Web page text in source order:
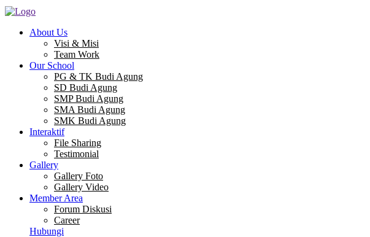
About Us
Visi & Misi
Team Work
Our School
PG & TK Budi Agung
SD Budi Agung
SMP Budi Agung
SMA Budi Agung
SMK Budi Agung
Interaktif
File Sharing
Testimonial
Gallery
Gallery Foto
Gallery Video
Member Area
Forum Diskusi
Career
Hubungi